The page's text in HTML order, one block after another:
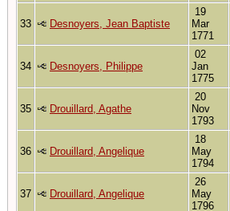
33 Desnoyers, Jean Baptiste
19
Mar
1771
34 Desnoyers, Philippe
02
Jan
1775
35 Drouillard, Agathe
20
Nov
1793
36 Drouillard, Angelique
18
May
1794
37 Drouillard, Angelique
26
May
1796